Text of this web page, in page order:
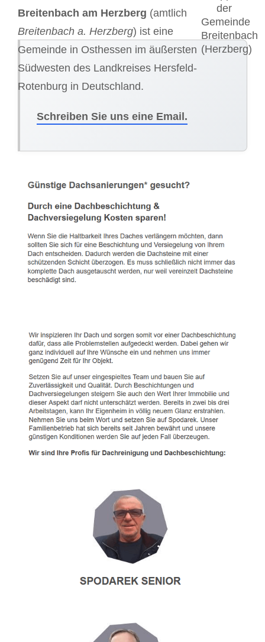
Breitenbach am Herzberg (amtlich
Breitenbach a. Herzberg) ist eine
Gemeinde in Osthessen im äußersten
Südwesten des Landkreises Hersfeld-
Rotenburg in Deutschland.
Schreiben Sie uns eine Email.